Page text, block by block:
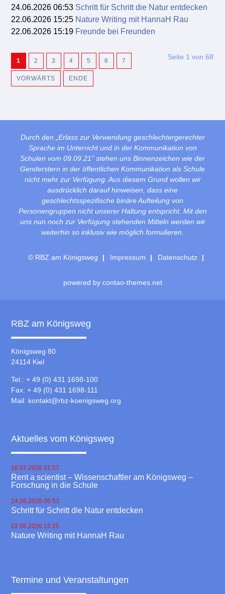
24.06.2026 06:53 Schritt für Schritt die Natur entdecken
22.06.2026 15:25 Nature Writing mit HannaH Rau
22.06.2026 15:19 Freunde bei Freunden
Seite 1 von 68
1 2 3 4 5 6 7
VORWÄRTS ENDE
Durch den „Erlass zur Verwendung geschlechtergerechter
Sprache im Unterricht und in der Kommunikation von
Schulen vom 09.09.21" stehen uns Binnenzeichen wie der
Genderstern in der öffentlichen Kommunikation als Schule
nicht mehr zur Verfügung. Aus diesem Grund wollen wir
ausdrücklich darauf hinweisen, dass eine
geschlechtsspezifische binäre Aufteilung von
Personengruppen nicht unserer Haltung entspricht. Mit den
uns nun noch zur Verfügung stehenden Mitteln werden wir
weiterhin so inklusiv wie möglich formulieren.
© RBZ am Königsweg Impressum Datenschutz
powered by contao-themes.net
RBZ am Königsweg
Königsweg 80
24114 Kiel
Tel.: + 49 (0) 431 1698-100
Fax: + 49 (0) 431 1698-111
Mail: kontakt@rbz-koenigsweg.org
Aktuelles vom Königsweg
16.07.2026 21:57
Rent a scientist – Wissenschaftler am Königsweg –
Forschung in die Schule
24.06.2026 06:53
Schritt für Schritt die Natur entdecken
22.06.2026 15:25
Nature Writing mit HannaH Rau
Termine und Veranstaltungen